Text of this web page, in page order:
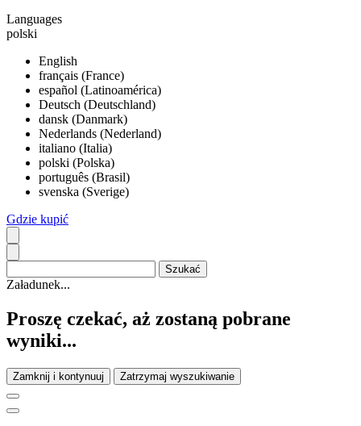
Languages
polski
English
français (France)
español (Latinoamérica)
Deutsch (Deutschland)
dansk (Danmark)
Nederlands (Nederland)
italiano (Italia)
polski (Polska)
português (Brasil)
svenska (Sverige)
Gdzie kupić
Załadunek...
Proszę czekać, aż zostaną pobrane
wyniki...
Zamknij i kontynuuj Zatrzymaj wyszukiwanie